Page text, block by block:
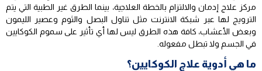
مركز علاج إدمان والالتزام بالخطة العلاجية، بينما الطرق غير الطبية التي يتم
الترويج لها عبر شبكة الانترنت مثل تناول البصل والثوم وعصير الليمون
وبعض الأعشاب، كافة هذه الطرق ليس لها أي تأثير على سموم الكوكايين
في الجسم ولا تبطل مفعوله.
ما هي أدوية علاج الكوكايين؟